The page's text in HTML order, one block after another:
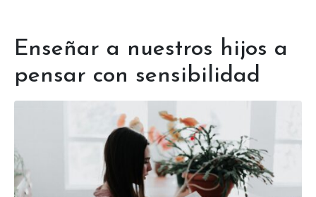
Enseñar a nuestros hijos a
pensar con sensibilidad